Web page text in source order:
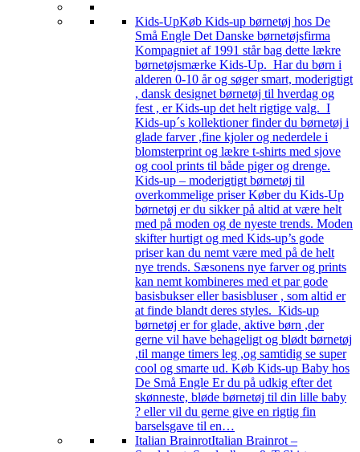
Kids-UpKøb Kids-up børnetøj hos De
Små Engle Det Danske børnetøjsfirma
Kompagniet af 1991 står bag dette lækre
børnetøjsmærke Kids-Up. Har du børn i
alderen 0-10 år og søger smart, moderigtigt
, dansk designet børnetøj til hverdag og
fest , er Kids-up det helt rigtige valg. I
Kids-up´s kollektioner finder du børnetøj i
glade farver ,fine kjoler og nederdele i
blomsterprint og lækre t-shirts med sjove
og cool prints til både piger og drenge.
Kids-up – moderigtigt børnetøj til
overkommelige priser Køber du Kids-Up
børnetøj er du sikker på altid at være helt
med på moden og de nyeste trends. Moden
skifter hurtigt og med Kids-up’s gode
priser kan du nemt være med på de helt
nye trends. Sæsonens nye farver og prints
kan nemt kombineres med et par gode
basisbukser eller basisbluser , som altid er
at finde blandt deres styles. Kids-up
børnetøj er for glade, aktive børn ,der
gerne vil have behageligt og blødt børnetøj
,til mange timers leg ,og samtidig se super
cool og smarte ud. Køb Kids-up Baby hos
De Små Engle Er du på udkig efter det
skønneste, bløde børnetøj til din lille baby
? eller vil du gerne give en rigtig fin
barselsgave til en…
Italian BrainrotItalian Brainrot –